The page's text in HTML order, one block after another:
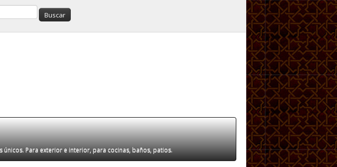
únicos. Para exterior e interior, para cocinas, baños, patios.